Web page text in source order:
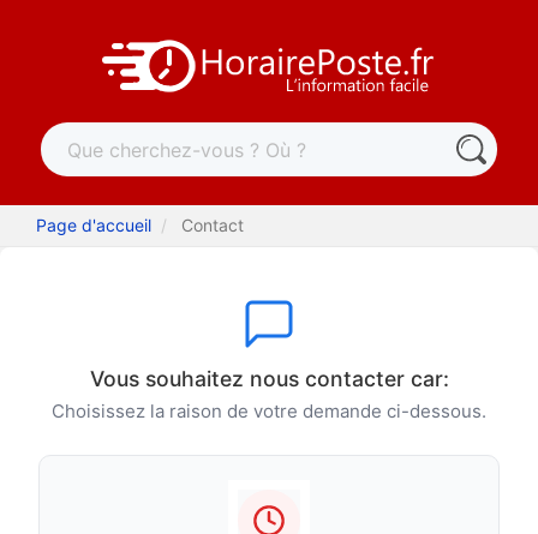
Page d'accueil Contact
Vous souhaitez nous contacter car:
Choisissez la raison de votre demande ci-dessous.